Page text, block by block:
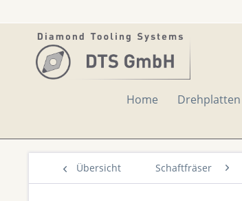
Home Drehplatten
Übersicht Schaftfräser